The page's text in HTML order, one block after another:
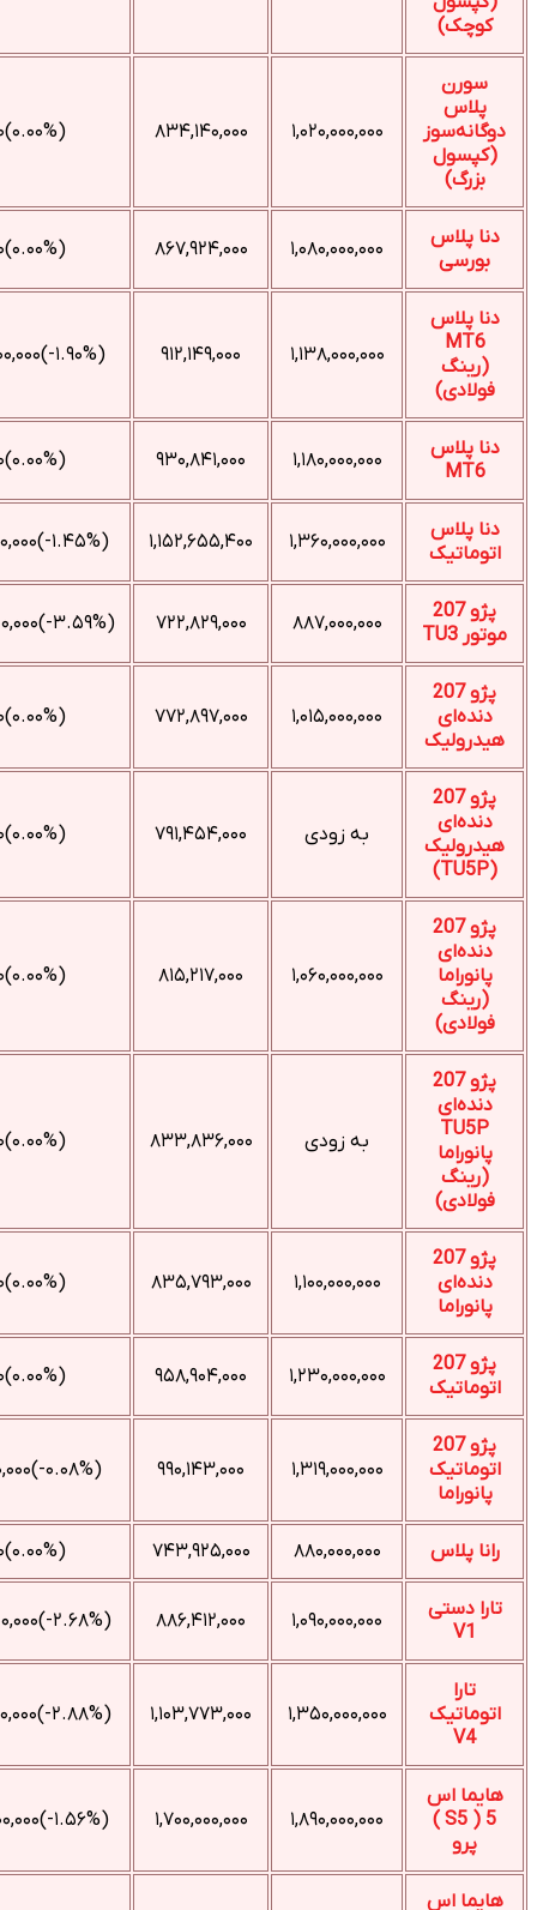
۱,۰۲۰,۰۰۰,۰۰۰ ۸۳۴,۱۴۰,۰۰۰ (۰.۰۰%)۰
۱,۰۸۰,۰۰۰,۰۰۰ ۸۶۷,۹۲۴,۰۰۰ (۰.۰۰%)۰
۱,۱۳۸,۰۰۰,۰۰۰
۹۱۲,۱۴۹,۰۰۰ (‎-۱.۹۰%‌)‎-۲۲,۰۰۰,۰۰۰‌
۱,۱۸۰,۰۰۰,۰۰۰ ۹۳۰,۸۴۱,۰۰۰ (۰.۰۰%)۰
۱,۳۶۰,۰۰۰,۰۰۰ ۱,۱۵۲,۶۵۵,۴۰۰ (‎-۱.۴۵%‌)‎-۲۰,۰۰۰,۰۰۰‌
۸۸۷,۰۰۰,۰۰۰ ۷۲۲,۸۲۹,۰۰۰ (‎-۳.۵۹%‌)‎-۳۳,۰۰۰,۰۰۰‌
۱,۰۱۵,۰۰۰,۰۰۰ ۷۷۲,۸۹۷,۰۰۰ (۰.۰۰%)۰
به زودی ۷۹۱,۴۵۴,۰۰۰ (۰.۰۰%)۰
۱,۰۶۰,۰۰۰,۰۰۰ ۸۱۵,۲۱۷,۰۰۰ (۰.۰۰%)۰
به زودی ۸۳۳,۸۳۶,۰۰۰ (۰.۰۰%)۰
۱,۱۰۰,۰۰۰,۰۰۰ ۸۳۵,۷۹۳,۰۰۰ (۰.۰۰%)۰
۱,۲۳۰,۰۰۰,۰۰۰ ۹۵۸,۹۰۴,۰۰۰ (۰.۰۰%)۰
۱,۳۱۹,۰۰۰,۰۰۰ ۹۹۰,۱۴۳,۰۰۰ (‎-۰.۰۸%‌)‎-۱,۰۰۰,۰۰۰‌
۸۸۰,۰۰۰,۰۰۰ ۷۴۳,۹۲۵,۰۰۰ (۰.۰۰%)۰
۱,۰۹۰,۰۰۰,۰۰۰ ۸۸۶,۴۱۲,۰۰۰ (‎-۲.۶۸%‌)‎-۳۰,۰۰۰,۰۰۰‌
۱,۳۵۰,۰۰۰,۰۰۰ ۱,۱۰۳,۷۷۳,۰۰۰ (‎-۲.۸۸%‌)‎-۴۰,۰۰۰,۰۰۰‌
۱,۸۹۰,۰۰۰,۰۰۰
۱,۷۰۰,۰۰۰,۰۰۰ (‎-۱.۵۶%‌)‎-۳۰,۰۰۰,۰۰۰‌